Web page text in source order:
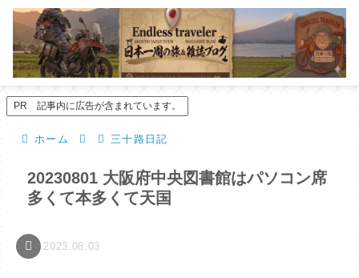
PR 記事内に広告が含まれています。
ホーム 三十路日記
20230801 大阪府中央図書館はパソコン席
多くて本多くて天国
2023.08.03